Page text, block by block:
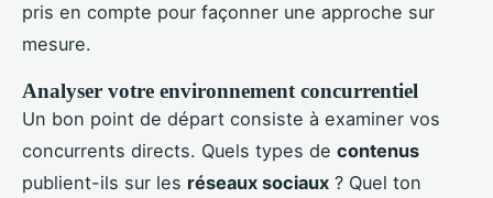
pris en compte pour façonner une approche sur
mesure.
Analyser votre environnement concurrentiel
Un bon point de départ consiste à examiner vos
concurrents directs. Quels types de contenus
publient-ils sur les réseaux sociaux ? Quel ton